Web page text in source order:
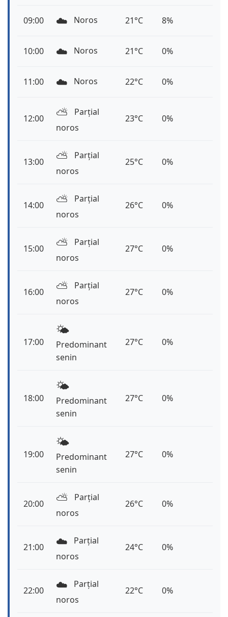
09:00 ☁️ Noros 21°C 8%
10:00 ☁️ Noros 21°C 0%
11:00 ☁️ Noros 22°C 0%
12:00 ⛅️
Parțial
noros
23°C 0%
13:00 ⛅️
Parțial
noros
25°C 0%
14:00 ⛅️
Parțial
noros
26°C 0%
15:00 ⛅️
Parțial
noros
27°C 0%
16:00 ⛅️
Parțial
noros
27°C 0%
17:00
🌤️
Predominant
senin
27°C 0%
18:00
🌤️
Predominant
senin
27°C 0%
19:00
🌤️
Predominant
senin
27°C 0%
20:00 ⛅️
Parțial
noros
26°C 0%
21:00 ☁️
Parțial
noros
24°C 0%
22:00 ☁️
Parțial
noros
22°C 0%